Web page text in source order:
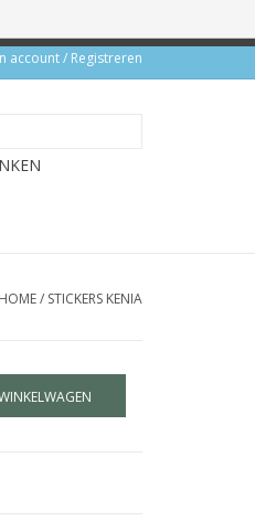
account / Registreren
HOME/ STICKERS KENIA